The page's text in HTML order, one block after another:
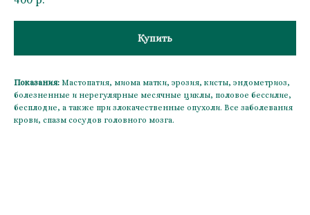
Купить
Показания: Мастопатия, миома матки, эрозия, кисты, эндометриоз,
болезненные и нерегулярные месячные циклы, половое бессилие,
бесплодие, а также при злокачественные опухоли. Все заболевания
крови, спазм сосудов головного мозга.